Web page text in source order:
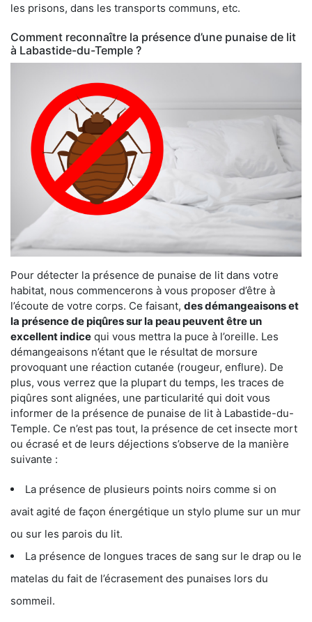
les prisons, dans les transports communs, etc.
Comment reconnaître la présence d’une punaise de lit
à Labastide-du-Temple ?
Pour détecter la présence de punaise de lit dans votre
habitat, nous commencerons à vous proposer d’être à
l’écoute de votre corps. Ce faisant, des démangeaisons et
la présence de piqûres sur la peau peuvent être un
excellent indice qui vous mettra la puce à l’oreille. Les
démangeaisons n’étant que le résultat de morsure
provoquant une réaction cutanée (rougeur, enflure). De
plus, vous verrez que la plupart du temps, les traces de
piqûres sont alignées, une particularité qui doit vous
informer de la présence de punaise de lit à Labastide-du-
Temple. Ce n’est pas tout, la présence de cet insecte mort
ou écrasé et de leurs déjections s’observe de la manière
suivante :
La présence de plusieurs points noirs comme si on
avait agité de façon énergétique un stylo plume sur un mur
ou sur les parois du lit.
La présence de longues traces de sang sur le drap ou le
matelas du fait de l’écrasement des punaises lors du
sommeil.